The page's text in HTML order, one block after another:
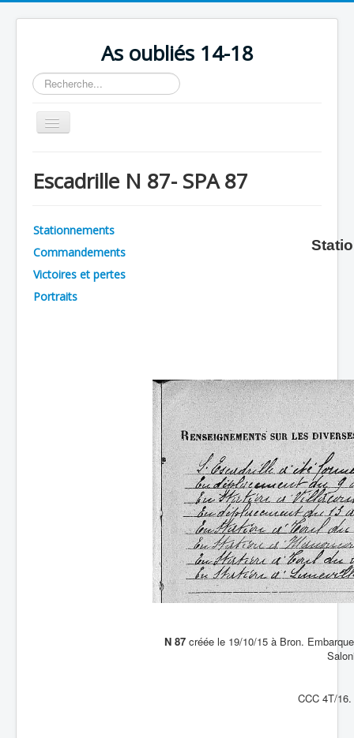
As oubliés 14-18
Rechercher
Basculer
la
Chronologie
Avions
Personnels
Escadrille N 87- SPA 87
Stationnements
Commandements
Victoires et pertes
Portraits
N 87 créée le 19/10/15 à Bron.
CCC 4T/